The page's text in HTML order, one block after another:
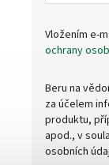
Vložením e-
ochrany
Beru na
za účelem
produktu,
apod., v
osobních